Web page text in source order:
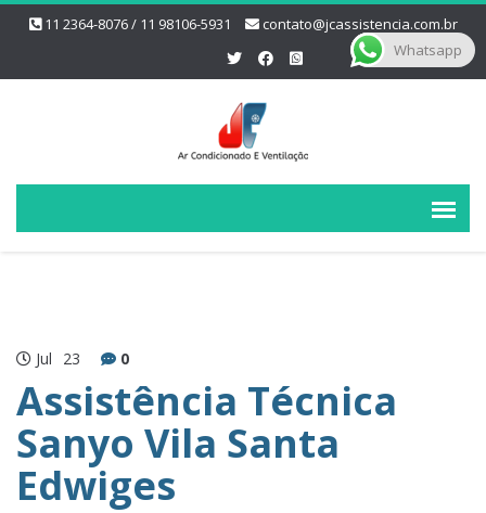
11 2364-8076 / 11 98106-5931 contato@jcassistencia.com.br
Jul 23 0
Assistência Técnica
Sanyo Vila Santa
Edwiges
Whatsapp